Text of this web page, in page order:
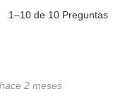
1–10 de 10 Preguntas
hace 2 meses